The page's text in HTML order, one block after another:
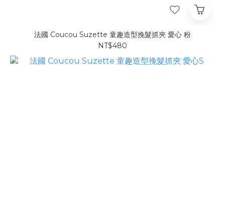
法國 Coucou Suzette 童趣造型挽髮抓夾 愛心 粉
NT$480